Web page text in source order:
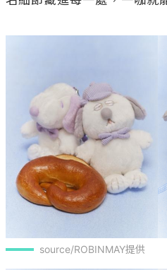
source/ROBINMAY提供